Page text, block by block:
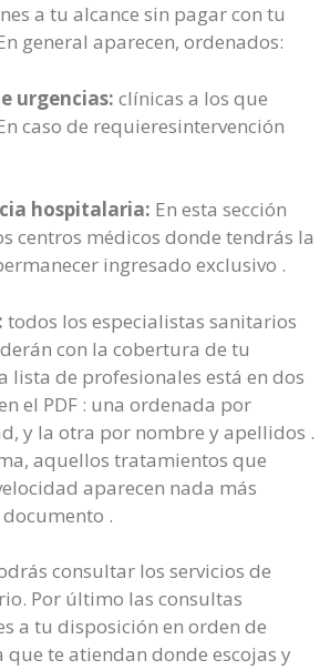
a tu alcance sin pagar con tu
general aparecen, ordenados:
urgencias: clínicas a los que
caso de requieresintervención
hospitalaria: En esta sección
centros médicos donde tendrás la
ingresado exclusivo .
todos los especialistas sanitarios
con la cobertura de tu
lista de profesionales está en dos
el PDF : una ordenada por
y la otra por nombre y apellidos .
aquellos tratamientos que
aparecen nada más
.
consultar los servicios de
Por último las consultas
a tu disposición en orden de
te atiendan donde escojas y